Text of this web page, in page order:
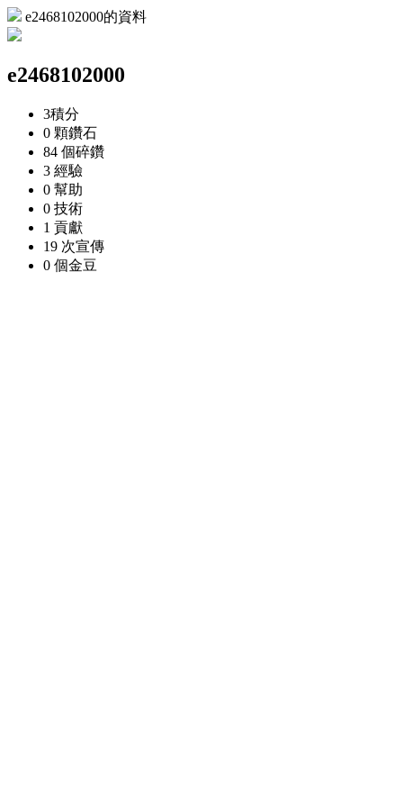
e2468102000的資料
e2468102000
3積分
0 顆鑽石
84 個碎鑽
3 經驗
0 幫助
0 技術
1 貢獻
19 次宣傳
0 個金豆